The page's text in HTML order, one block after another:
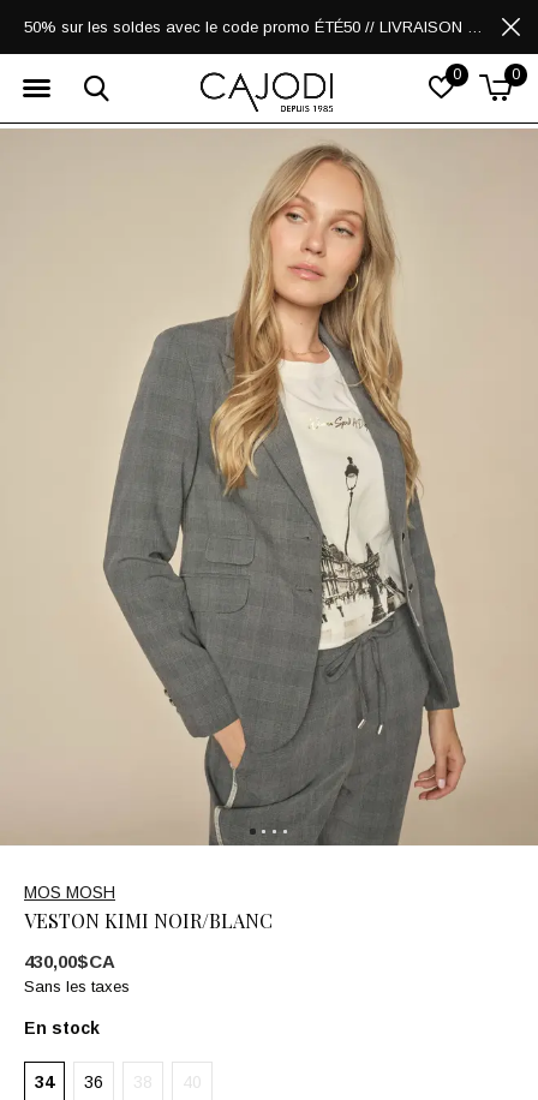
0 0
50% sur les soldes avec le code promo ÉTÉ50 // LIVRAISON GRATUITE POUR LES ACHATS DE 250$ ET PLUS
MOS MOSH
VESTON KIMI NOIR/BLANC
430,00$CA
Sans les taxes
En stock
34 36 38 40